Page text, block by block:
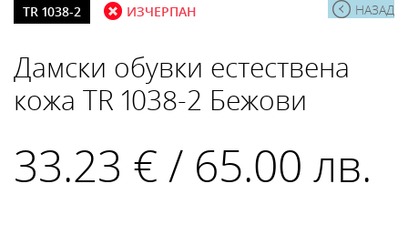
НАЗАД
TR 1038-2 ИЗЧЕРПАН
Дамски обувки естествена
кожа TR 1038-2 Бежови
33.23 € / 65.00 лв.